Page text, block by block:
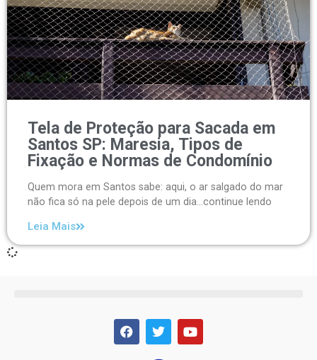
Tela de Proteção para Sacada em
Santos SP: Maresia, Tipos de
Fixação e Normas de Condomínio
Quem mora em Santos sabe: aqui, o ar salgado do mar
não fica só na pele depois de um dia...continue lendo
Leia Mais